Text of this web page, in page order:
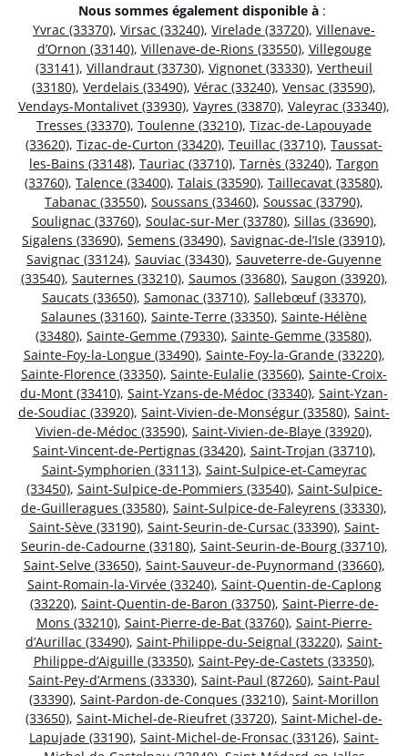
Nous sommes également disponible à :
Yvrac (33370), Virsac (33240), Virelade (33720), Villenave-
d’Ornon (33140), Villenave-de-Rions (33550), Villegouge
(33141), Villandraut (33730), Vignonet (33330), Vertheuil
(33180), Verdelais (33490), Vérac (33240), Vensac (33590),
Vendays-Montalivet (33930), Vayres (33870), Valeyrac (33340),
Tresses (33370), Toulenne (33210), Tizac-de-Lapouyade
(33620), Tizac-de-Curton (33420), Teuillac (33710), Taussat-
les-Bains (33148), Tauriac (33710), Tarnès (33240), Targon
(33760), Talence (33400), Talais (33590), Taillecavat (33580),
Tabanac (33550), Soussans (33460), Soussac (33790),
Soulignac (33760), Soulac-sur-Mer (33780), Sillas (33690),
Sigalens (33690), Semens (33490), Savignac-de-l’Isle (33910),
Savignac (33124), Sauviac (33430), Sauveterre-de-Guyenne
(33540), Sauternes (33210), Saumos (33680), Saugon (33920),
Saucats (33650), Samonac (33710), Sallebœuf (33370),
Salaunes (33160), Sainte-Terre (33350), Sainte-Hélène
(33480), Sainte-Gemme (79330), Sainte-Gemme (33580),
Sainte-Foy-la-Longue (33490), Sainte-Foy-la-Grande (33220),
Sainte-Florence (33350), Sainte-Eulalie (33560), Sainte-Croix-
du-Mont (33410), Saint-Yzans-de-Médoc (33340), Saint-Yzan-
de-Soudiac (33920), Saint-Vivien-de-Monségur (33580), Saint-
Vivien-de-Médoc (33590), Saint-Vivien-de-Blaye (33920),
Saint-Vincent-de-Pertignas (33420), Saint-Trojan (33710),
Saint-Symphorien (33113), Saint-Sulpice-et-Cameyrac
(33450), Saint-Sulpice-de-Pommiers (33540), Saint-Sulpice-
de-Guilleragues (33580), Saint-Sulpice-de-Faleyrens (33330),
Saint-Sève (33190), Saint-Seurin-de-Cursac (33390), Saint-
Seurin-de-Cadourne (33180), Saint-Seurin-de-Bourg (33710),
Saint-Selve (33650), Saint-Sauveur-de-Puynormand (33660),
Saint-Romain-la-Virvée (33240), Saint-Quentin-de-Caplong
(33220), Saint-Quentin-de-Baron (33750), Saint-Pierre-de-
Mons (33210), Saint-Pierre-de-Bat (33760), Saint-Pierre-
d’Aurillac (33490), Saint-Philippe-du-Seignal (33220), Saint-
Philippe-d’Aiguille (33350), Saint-Pey-de-Castets (33350),
Saint-Pey-d’Armens (33330), Saint-Paul (87260), Saint-Paul
(33390), Saint-Pardon-de-Conques (33210), Saint-Morillon
(33650), Saint-Michel-de-Rieufret (33720), Saint-Michel-de-
Lapujade (33190), Saint-Michel-de-Fronsac (33126), Saint-